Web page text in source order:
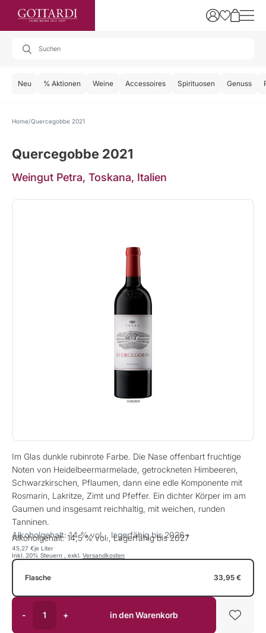
Neu % Aktionen Weine Accessoires Spirituosen Genuss
Home Quercegobbe 2021
Quercegobbe 2021
Weingut Petra, Toskana, Italien
Im Glas dunkle rubinrote Farbe. Die Nase offenbart fruchtige
Noten von Heidelbeermarmelade, getrockneten Himbeeren,
Schwarzkirschen, Pflaumen, dann eine edle Komponente mit
Rosmarin, Lakritze, Zimt und Pfeffer. Ein dichter Körper im am
Gaumen und insgesamt reichhaltig, mit weichen, runden
Tanninen.
Alkoholgehalt: 14 % vol. , lagerfähig bis 2026+
Alkoholgehalt: 14,5 % vol., Lagerfähig bis 2027
je Liter
45,27 €
Inkl. 20% Steuern , exkl. Versandkosten
Flasche 33,95 €
- + in den Warenkorb